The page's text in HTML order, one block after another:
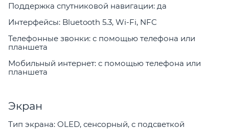
Поддержка спутниковой навигации: да
Интерфейсы: Bluetooth 5.3, Wi-Fi, NFC
Телефонные звонки: с помощью телефона или
планшета
Мобильный интернет: с помощью телефона или
планшета
Экран
Тип экрана: OLED, сенсорный, с подсветкой